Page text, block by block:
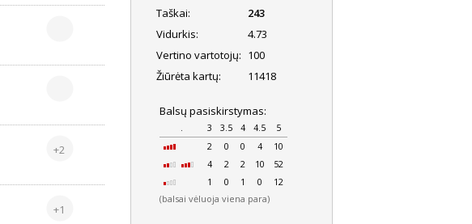
+2
+1
Taškai:
243
Vidurkis:
4.73
Vertino vartotojų: 100
Žiūrėta kartų:
11418
Balsų pasiskirstymas:
. 3 3.5 4 4.5
5
2
0 0 4
10
4
2 2 10
52
1
0 1 0 12
(balsai vėluoja viena para)